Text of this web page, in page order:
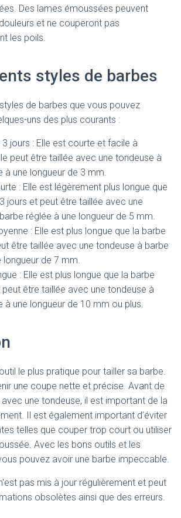
Des lames émoussées peuvent
et ne couperont pas
les poils.
styles de barbes
de barbes que vous pouvez
uns des plus courants :
jours : Elle est courte et facile à
peut être taillée avec une tondeuse à
à une longueur de 3 mm.
: Elle est légèrement plus longue que
jours et peut être taillée avec une
réglée à une longueur de 5 mm.
: Elle est plus longue que la barbe
être taillée avec une tondeuse à barbe
longueur de 7 mm.
: Elle est plus longue que la barbe
être taillée avec une tondeuse à
à une longueur de 10 mm ou plus.
le plus pratique pour tailler sa barbe.
une coupe nette et précise. Avant de
une tondeuse, il est important de la
Il est également important d’éviter
telles que couper trop court ou utiliser
Avec les bons outils et les
pouvez avoir une barbe impeccable.
pas mis à jour régulièrement et peut
obsolètes ainsi que des erreurs.